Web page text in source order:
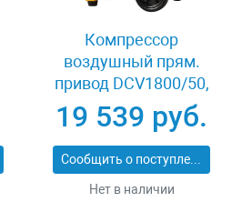
Компрессор
воздушный прям.
привод DCV1800/50,
1,8 кВт, 50 литров,
320 л/мин Denzel
58168
19 539 руб.
Сообщить о поступлении
Нет в наличии